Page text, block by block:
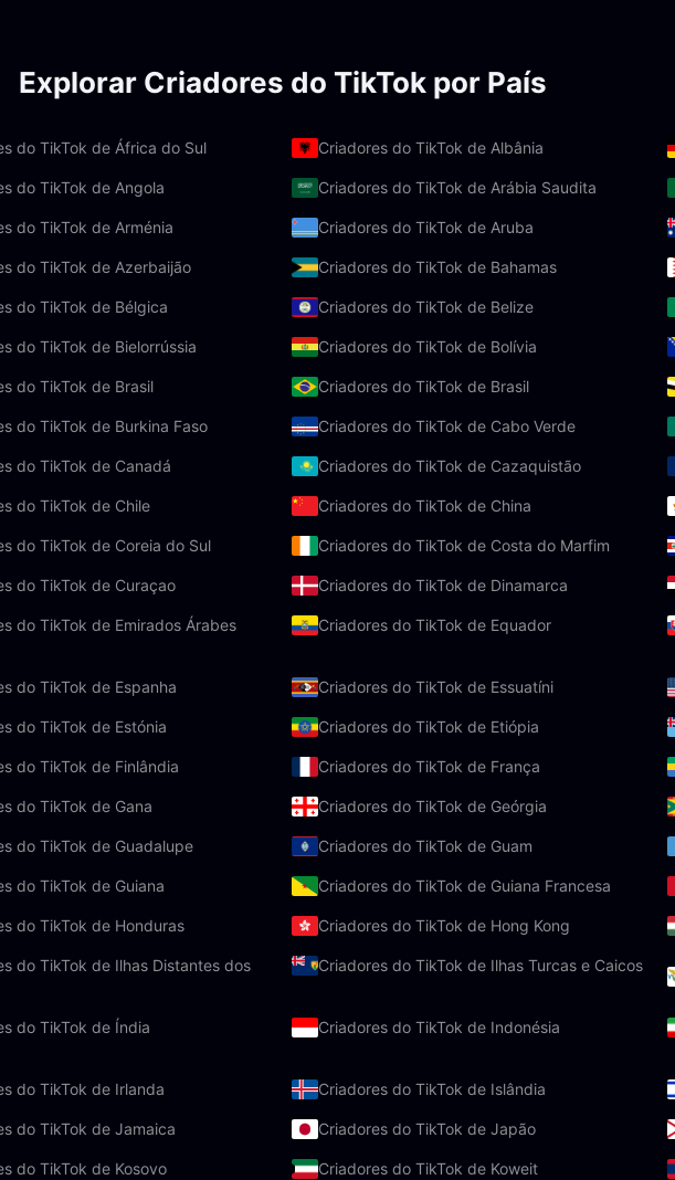
Explorar Criadores do TikTok por País
do TikTok de África do Sul Criadores do TikTok de Albânia
do TikTok de Angola Criadores do TikTok de Arábia Saudita
do TikTok de Arménia Criadores do TikTok de Aruba
do TikTok de Azerbaijão Criadores do TikTok de Bahamas
do TikTok de Bélgica Criadores do TikTok de Belize
do TikTok de Bielorrússia Criadores do TikTok de Bolívia
do TikTok de Brasil Criadores do TikTok de Brasil
do TikTok de Burkina Faso Criadores do TikTok de Cabo Verde
do TikTok de Canadá Criadores do TikTok de Cazaquistão
do TikTok de Chile Criadores do TikTok de China
do TikTok de Coreia do Sul Criadores do TikTok de Costa do Marfim
do TikTok de Curaçao Criadores do TikTok de Dinamarca
do TikTok de Emirados Árabes
Criadores do TikTok de Equador
do TikTok de Espanha Criadores do TikTok de Essuatíni
do TikTok de Estónia Criadores do TikTok de Etiópia
do TikTok de Finlândia Criadores do TikTok de França
do TikTok de Gana Criadores do TikTok de Geórgia
do TikTok de Guadalupe Criadores do TikTok de Guam
do TikTok de Guiana Criadores do TikTok de Guiana Francesa
do TikTok de Honduras Criadores do TikTok de Hong Kong
do TikTok de Ilhas Distantes dos
Criadores do TikTok de Ilhas Turcas e Caicos
do TikTok de Índia Criadores do TikTok de Indonésia
do TikTok de Irlanda Criadores do TikTok de Islândia
do TikTok de Jamaica Criadores do TikTok de Japão
do TikTok de Kosovo Criadores do TikTok de Koweit